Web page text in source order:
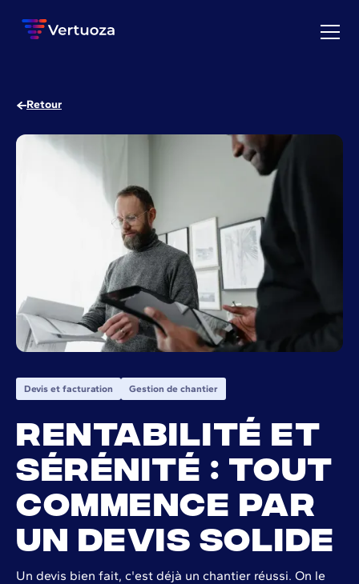
Retour
Devis et facturation Gestion de chantier
Rentabilité et
sérénité : tout
commence par
un devis solide
Un devis bien fait, c'est déjà un chantier réussi. On le